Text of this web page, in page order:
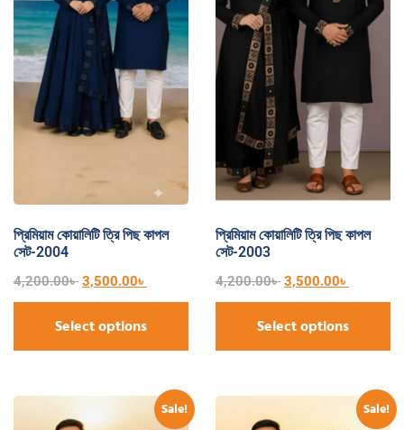
প্রিমিয়াম কোয়ালিটি ত্রি পিছ কাপল
সেট-2004
4,200.00৳ 3,500.00৳
Select options
প্রিমিয়াম কোয়ালিটি ত্রি পিছ কাপল
সেট-2003
4,200.00৳ 3,500.00৳
Select options
Sale! Sale!